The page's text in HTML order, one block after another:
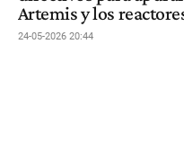
Artemis y los
24-05-2026 20:44